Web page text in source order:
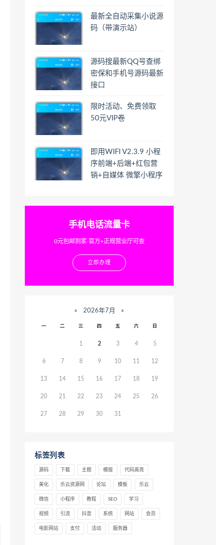
最新全自动采集小说源
码（带演示站）
源码搜最新QQ号查绑
密保和手机号源码最新
接口
限时活动、免费领取
50元VIP卷
即用WIFI V2.3.9 小程
序前端+后端+红包营
销+自媒体 微擎小程序
手机电话流量卡
0元包邮到家-官方+正规营业厅可查
立即办理
« 2026年7月 »
一 二 三 四 五 六 日
1 2 3 4 5
6 7 8 9 10 11 12
13 14 15 16 17 18 19
20 21 22 23 24 25 26
27 28 29 30 31
标签列表
源码 下载 主题 模版 代码高亮
美化 乐云资源网 论坛 模板 乐云
微信 小程序 教程 SEO 学习
视频 引流 抖音 系统 网站 会员
电影网站 支付 活动 服务器